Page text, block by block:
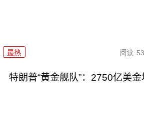
最热 阅读
特朗普“黄金舰队”：2750亿美